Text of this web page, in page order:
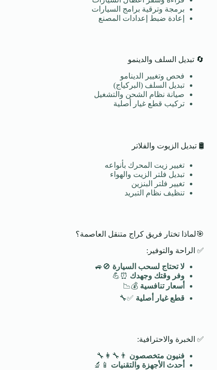
برمجة وترقية برامج السيارات
إعادة ضبط إعدادات المصنع
🔄 تبديل السلف والدينمو
فحص وتغيير الدينامو
تبديل السلف (البركياج)
صيانة نظام الشحن والتشغيل
تركيب قطع غيار أصلية
🛢️ تبديل الزيوت والفلاتر
تغيير زيت المحرك بأنواعه
تبديل فلتر الزيت والهواء
تغيير فلتر البنزين
تنظيف نظام التبريد
🎯لماذا تختار فريق كراج متنقل العاصمة؟
✅ الراحة والتوفير:
لا تحتاج لسحب السيارة 🚫🚙
وفر وقتك وجهدك ⏰💪
أسعار تنافسية 💰📉
قطع غيار أصلية ✅🔧
✅ الخبرة والاحترافية:
فنيون متخصصون 👨‍🔧👩‍🔧
أحدث الأجهزة والتقنيات 📱🔬